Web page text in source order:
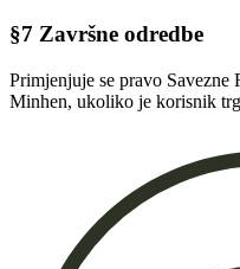
§7 Završne odredbe
Primjenjuje se pravo
Minhen, ukoliko je korisnik